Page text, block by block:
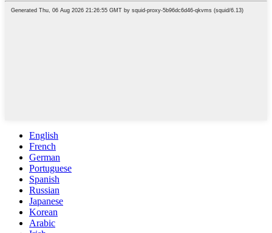
English
French
German
Portuguese
Spanish
Russian
Japanese
Korean
Arabic